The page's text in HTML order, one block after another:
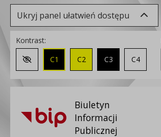
Ukryj panel ułatwień dostępu
Kontrast:
Zmień kontrast na domyślny
C1 C2 C3 C4
Biuletyn
Informacji
Publicznej